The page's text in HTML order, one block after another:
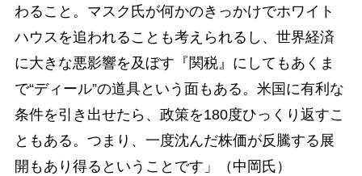
わること。マスク氏が何かのきっかけでホワイト
ハウスを追われることも考えられるし、世界経済
に大きな悪影響を及ぼす『関税』にしてもあくま
で“ディール”の道具という面もある。米国に有利な
条件を引き出せたら、政策を180度ひっくり返すこ
ともある。つまり、一度沈んだ株価が反騰する展
開もあり得るということです」（中岡氏）